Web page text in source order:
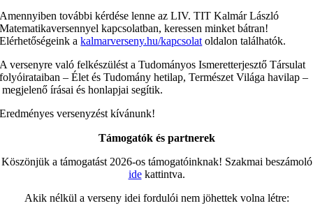
Amennyiben további kérdése lenne az LIV. TIT Kalmár László
Matematikaversennyel kapcsolatban, keressen minket bátran!
Elérhetőségeink akalmarverseny.hu/kapcsolat oldalon találhatók.
A versenyre való felkészülést a Tudományos Ismeretterjesztő Társulat
folyóirataiban – Élet és Tudomány hetilap, Természet Világa havilap –
megjelenő írásai és honlapjai segítik.
Eredményes versenyzést kívánunk!
Támogatók és partnerek
Köszönjük a támogatást 2026-os támogatóinknak! Szakmai beszámoló
idekattintva.
Akik nélkül a verseny idei fordulói nem jöhettek volna létre: